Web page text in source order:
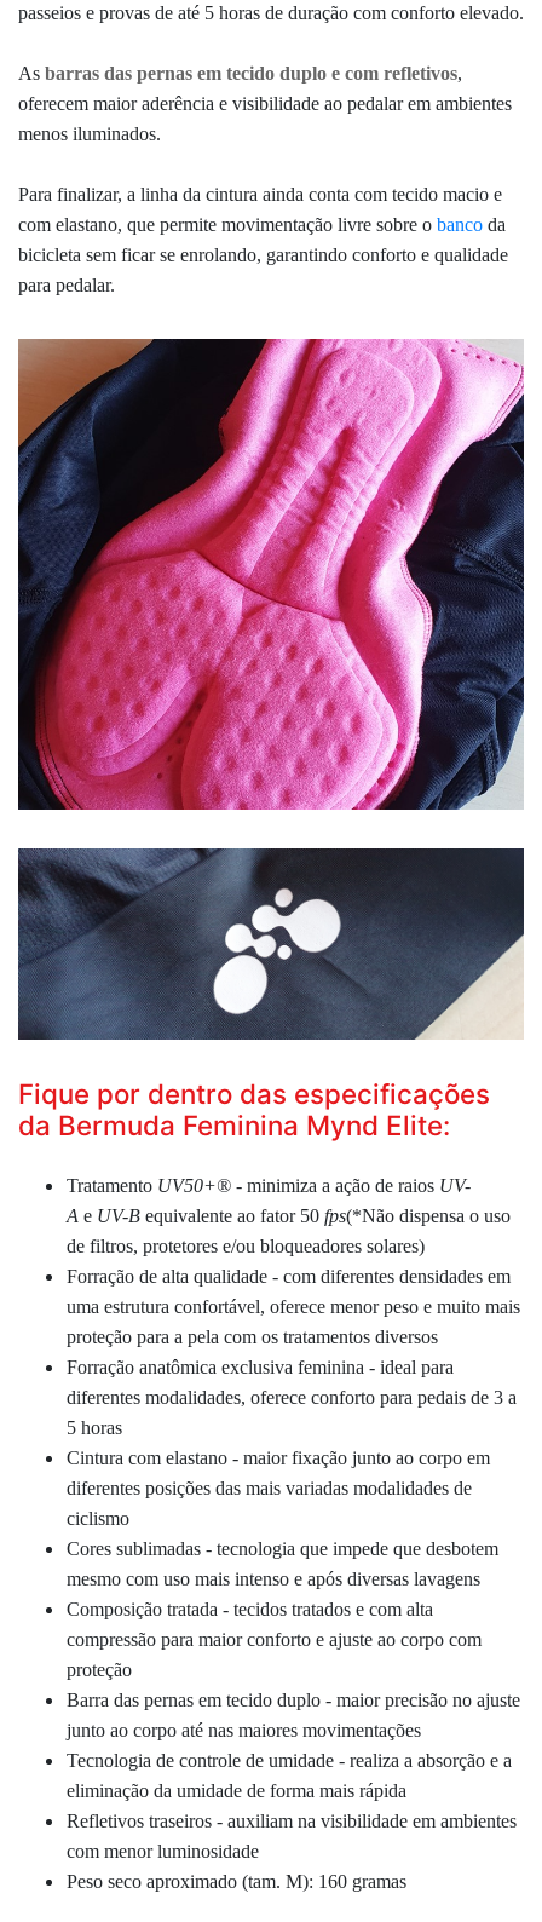
passeios e provas de até 5 horas de duração com conforto elevado.
As barras das pernas em tecido duplo e com refletivos,
oferecem maior aderência e visibilidade ao pedalar em ambientes
menos iluminados.
Para finalizar, a linha da cintura ainda conta com tecido macio e
com elastano, que permite movimentação livre sobre o banco da
bicicleta sem ficar se enrolando, garantindo conforto e qualidade
para pedalar.
Fique por dentro das especificações
da Bermuda Feminina Mynd Elite:
Tratamento UV50+® - minimiza a ação de raios UV-
A e UV-B equivalente ao fator 50 fps(*Não dispensa o uso
de filtros, protetores e/ou bloqueadores solares)
Forração de alta qualidade - com diferentes densidades em
uma estrutura confortável, oferece menor peso e muito mais
proteção para a pela com os tratamentos diversos
Forração anatômica exclusiva feminina - ideal para
diferentes modalidades, oferece conforto para pedais de 3 a
5 horas
Cintura com elastano - maior fixação junto ao corpo em
diferentes posições das mais variadas modalidades de
ciclismo
Cores sublimadas - tecnologia que impede que desbotem
mesmo com uso mais intenso e após diversas lavagens
Composição tratada - tecidos tratados e com alta
compressão para maior conforto e ajuste ao corpo com
proteção
Barra das pernas em tecido duplo - maior precisão no ajuste
junto ao corpo até nas maiores movimentações
Tecnologia de controle de umidade - realiza a absorção e a
eliminação da umidade de forma mais rápida
Refletivos traseiros - auxiliam na visibilidade em ambientes
com menor luminosidade
Peso seco aproximado (tam. M): 160 gramas